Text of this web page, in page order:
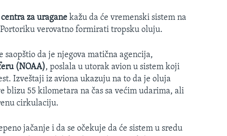
za uragane kažu da će vremenski sistem na
verovatno formirati tropsku oluju.
da je njegova matična agencija,
(NOAA), poslala u utorak avion u sistem koji
Izveštaji iz aviona ukazuju na to da je oluja
blizu 55 kilometara na čas sa većim udarima, ali
cirkulaciju.
jačanje i da se očekuje da će sistem u sredu